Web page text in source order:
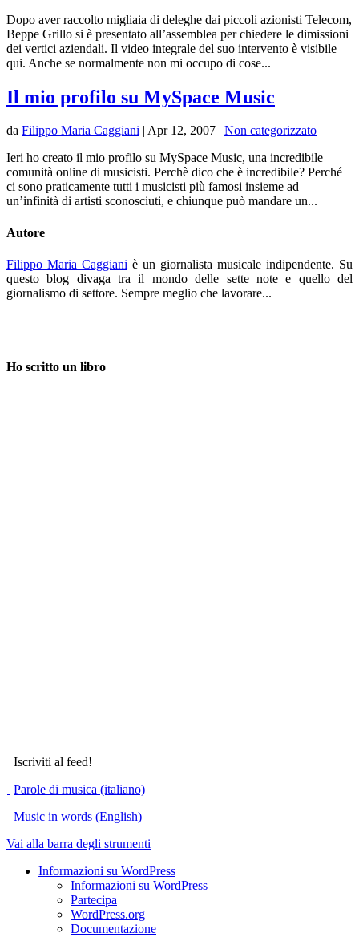
Dopo aver raccolto migliaia di deleghe dai piccoli azionisti Telecom,
Beppe Grillo si è presentato all’assemblea per chiedere le dimissioni
dei vertici aziendali. Il video integrale del suo intervento è visibile
qui. Anche se normalmente non mi occupo di cose...
Il mio profilo su MySpace Music
da Filippo Maria Caggiani | Apr 12, 2007 | Non categorizzato
Ieri ho creato il mio profilo su MySpace Music, una incredibile
comunità online di musicisti. Perchè dico che è incredibile? Perché
ci sono praticamente tutti i musicisti più famosi insieme ad
un’infinità di artisti sconosciuti, e chiunque può mandare un...
Autore
Filippo Maria Caggiani è un giornalista musicale indipendente. Su
questo blog divaga tra il mondo delle sette note e quello del
giornalismo di settore. Sempre meglio che lavorare...
Ho scritto un libro
Iscriviti al feed!
Parole di musica (italiano)
Music in words (English)
Vai alla barra degli strumenti
Informazioni su WordPress
Informazioni su WordPress
Partecipa
WordPress.org
Documentazione